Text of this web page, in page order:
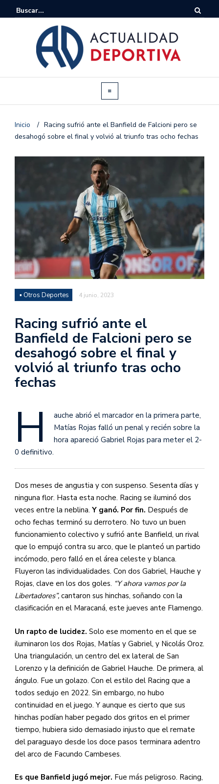
Inicio / Racing sufrió ante el Banfield de Falcioni pero se
desahogó sobre el final y volvió al triunfo tras ocho fechas
▪ Otros Deportes 4 junio, 2023
Racing sufrió ante el
Banfield de Falcioni pero se
desahogó sobre el final y
volvió al triunfo tras ocho
fechas
H
auche abrió el marcador en la primera parte,
Matías Rojas falló un penal y recién sobre la
hora apareció Gabriel Rojas para meter el 2-
0 definitivo.
Dos meses de angustia y con suspenso. Sesenta días y
ninguna flor. Hasta esta noche. Racing se iluminó dos
veces entre la neblina. Y ganó. Por fin. Después de
ocho fechas terminó su derrotero. No tuvo un buen
funcionamiento colectivo y sufrió ante Banfield, un rival
que lo empujó contra su arco, que le planteó un partido
incómodo, pero falló en el área celeste y blanca.
Fluyeron las individualidades. Con dos Gabriel, Hauche y
Rojas, clave en los dos goles. “Y ahora vamos por la
Libertadores”, cantaron sus hinchas, soñando con la
clasificación en el Maracaná, este jueves ante Flamengo.
Un rapto de lucidez. Solo ese momento en el que se
iluminaron los dos Rojas, Matías y Gabriel, y Nicolás Oroz.
Una triangulación, un centro del ex lateral de San
Lorenzo y la definición de Gabriel Hauche. De primera, al
ángulo. Fue un golazo. Con el estilo del Racing que a
todos sedujo en 2022. Sin embargo, no hubo
continuidad en el juego. Y aunque es cierto que sus
hinchas podían haber pegado dos gritos en el primer
tiempo, hubiera sido demasiado injusto que el remate
del paraguayo desde los doce pasos terminara adentro
del arco de Facundo Cambeses.
Es que Banfield jugó mejor. Fue más peligroso. Racing,